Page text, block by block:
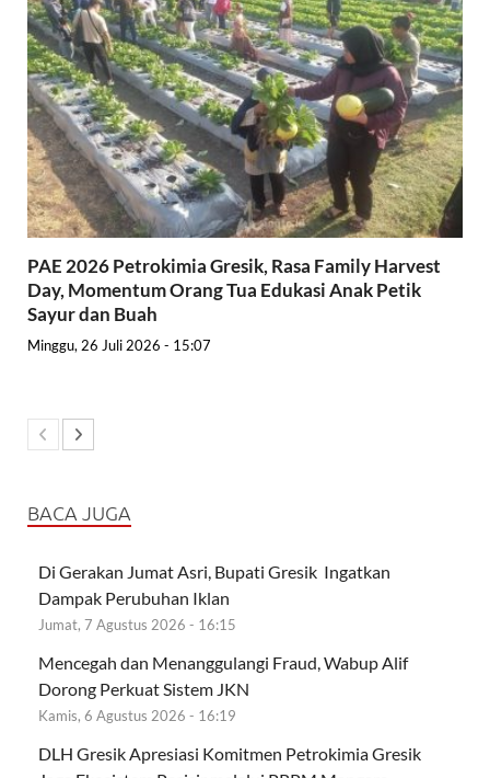
PAE 2026 Petrokimia Gresik, Rasa Family Harvest
Day, Momentum Orang Tua Edukasi Anak Petik
Sayur dan Buah
Minggu, 26 Juli 2026 - 15:07
BACA JUGA
Di Gerakan Jumat Asri, Bupati Gresik Ingatkan
Dampak Perubuhan Iklan
Jumat, 7 Agustus 2026 - 16:15
Mencegah dan Menanggulangi Fraud, Wabup Alif
Dorong Perkuat Sistem JKN
Kamis, 6 Agustus 2026 - 16:19
DLH Gresik Apresiasi Komitmen Petrokimia Gresik